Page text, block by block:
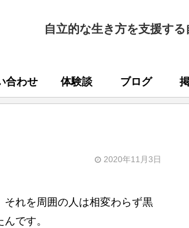
自立的な生き方を支援す
合わせ 体験談 ブログ
2020年11月3日
れを周囲の人は相変わらず黒
です。